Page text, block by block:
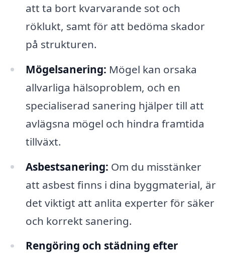
att ta bort kvarvarande sot och
röklukt, samt för att bedöma skador
på strukturen.
Mögelsanering: Mögel kan orsaka
allvarliga hälsoproblem, och en
specialiserad sanering hjälper till att
avlägsna mögel och hindra framtida
tillväxt.
Asbestsanering: Om du misstänker
att asbest finns i dina byggmaterial, är
det viktigt att anlita experter för säker
och korrekt sanering.
Rengöring och städning efter